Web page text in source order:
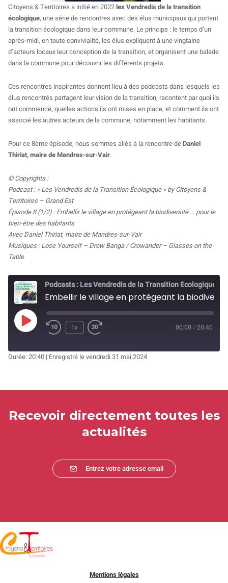
Citoyens & Territoires a initié en 2022les Vendredis de la transition
écologique, une série de rencontres avec des élus municipaux qui portent
la transition écologique dans leur commune. Le principe : le temps d’un
après-midi, en toute convivialité, les élus expliquent à une vingtaine
d’acteurs locaux leur conception de la transition, et organisent une balade
dans la commune pour découvrir les différents projets.
Ces rencontres inspirantes donnent lieu à des podcasts dans lesquels les
élus rencontrés partagent leur vision de la transition, racontent par quoi ils
ont commencé, quelles actions ils ont mises en place, et comment ils ont
associé les autres acteurs de la commune, notamment les habitants.
Pour ce 8ème épisode, nous sommes allés à la rencontre deDaniel
Thiriat, maire de Mandres-sur-Vair.
© Copyrights :
Podcast : « Les Vendredis de la Transition Écologique » by Citoyens &
Territoires – Grand Est
Épisode 8 (1/2) : Embellir le village en protégeant la biodiversité … pour le
bien-être des habitants
Avec Daniel Thiriat, maire de Mandres-sur-Vair
Musiques : Lose Yourself – Drew Banga / Crowander – Glasses on the
Table
Podcasts : Les Vendredis de la Transition Écologique
Play
Rewind
10
1x
Forward
00:00 / 20:40
Durée: 20:40 | Enregistré le vendredi 31 mai 2024
Recevoir directement toutes les
actualités
Entrez votre adresse email
Mentions légales